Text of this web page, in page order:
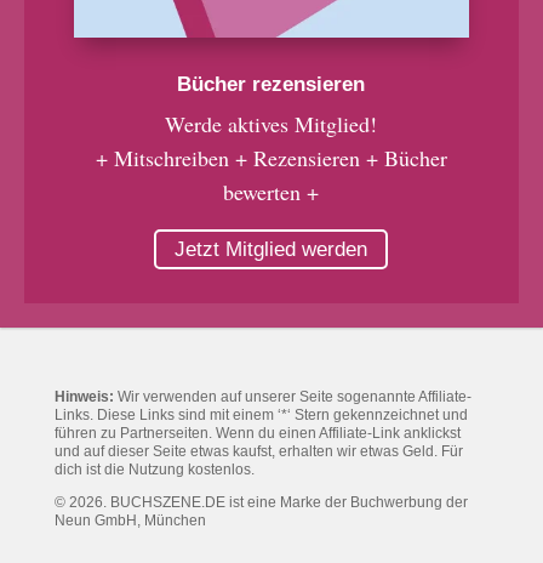
Bücher rezensieren
Werde aktives Mitglied!
+ Mitschreiben + Rezensieren + Bücher
bewerten +
Jetzt Mitglied werden
Hinweis: Wir verwenden auf unserer Seite sogenannte Affiliate-
Links. Diese Links sind mit einem ‘*‘ Stern gekennzeichnet und
führen zu Partnerseiten. Wenn du einen Affiliate-Link anklickst
und auf dieser Seite etwas kaufst, erhalten wir etwas Geld. Für
dich ist die Nutzung kostenlos.
© 2026. BUCHSZENE.DE ist eine Marke der Buchwerbung der
Neun GmbH, München